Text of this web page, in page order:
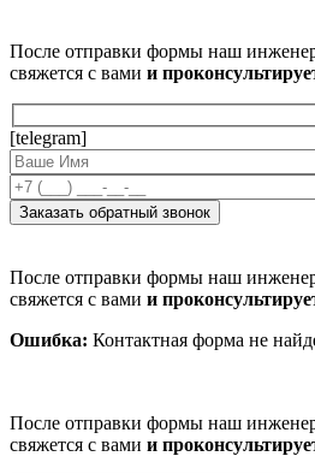
После отправки формы наш
свяжется с вами и
[telegram]
После отправки формы наш
свяжется с вами и
Ошибка: Контактная форма не
После отправки формы наш
свяжется с вами и